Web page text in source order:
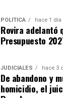
POLÍTICA hace 1 día
Rovira adelantó
Presupuesto
JUDICIALES hace 3
De abandono y
homicidio, el